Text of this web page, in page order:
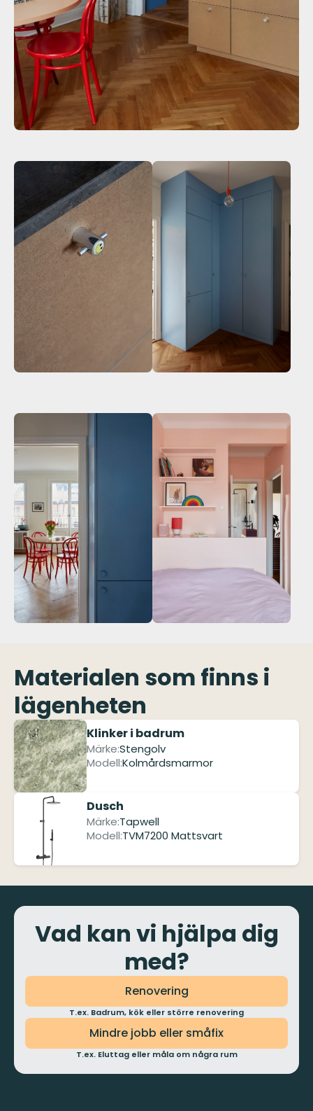
Materialen som finns i
lägenheten
Klinker i badrum
Märke:Stengolv
Modell:Kolmårdsmarmor
Dusch
Märke:Tapwell
Modell:TVM7200 Mattsvart
Vad kan vi hjälpa dig
med?
Renovering
T.ex. Badrum, kök eller större renovering
Mindre jobb eller småfix
T.ex. Eluttag eller måla om några rum